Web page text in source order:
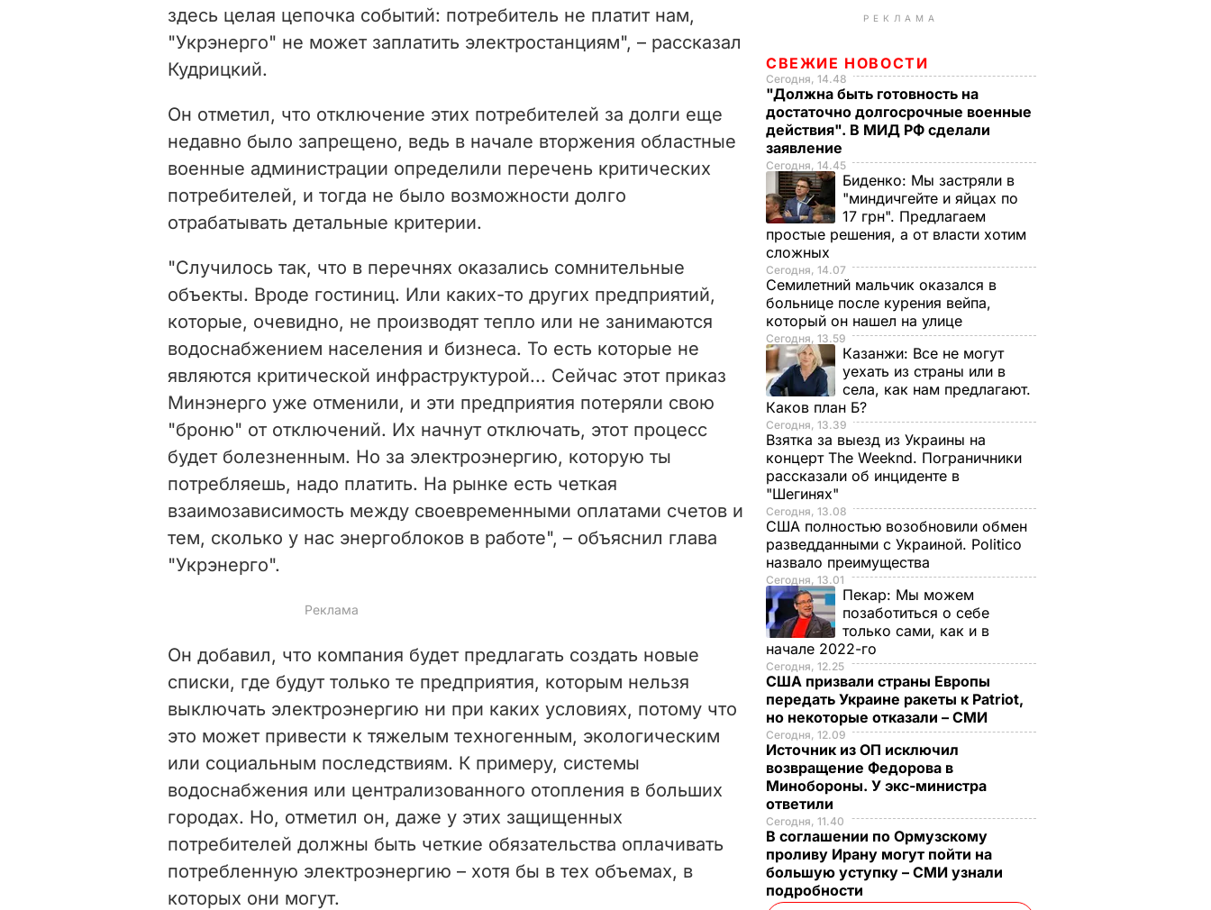
o
здесь целая цепочка событий: потребитель не платит нам,
"Укрэнерго" не может заплатить электростанциям", – рассказал
Кудрицкий.
Он отметил, что отключение этих потребителей за долги еще
недавно было запрещено, ведь в начале вторжения областные
военные администрации определили перечень критических
потребителей, и тогда не было возможности долго
отрабатывать детальные критерии.
"Случилось так, что в перечнях оказались сомнительные
объекты. Вроде гостиниц. Или каких-то других предприятий,
которые, очевидно, не производят тепло или не занимаются
водоснабжением населения и бизнеса. То есть которые не
являются критической инфраструктурой... Сейчас этот приказ
Минэнерго уже отменили, и эти предприятия потеряли свою
"броню" от отключений. Их начнут отключать, этот процесс
будет болезненным. Но за электроэнергию, которую ты
потребляешь, надо платить. На рынке есть четкая
взаимозависимость между своевременными оплатами счетов и
тем, сколько у нас энергоблоков в работе", – объяснил глава
"Укрэнерго".
Он добавил, что компания будет предлагать создать новые
списки, где будут только те предприятия, которым нельзя
выключать электроэнергию ни при каких условиях, потому что
это может привести к тяжелым техногенным, экологическим
или социальным последствиям. К примеру, системы
водоснабжения или централизованного отопления в больших
городах. Но, отметил он, даже у этих защищенных
потребителей должны быть четкие обязательства оплачивать
потребленную электроэнергию – хотя бы в тех объемах, в
которых они могут.
РЕКЛАМА
СВЕЖИЕ НОВОСТИ
Сегодня, 14.48
"Должна быть готовность на
достаточно долгосрочные военные
действия". В МИД РФ сделали
заявление
Сегодня, 14.45
Биденко: Мы застряли в
"миндичгейте и яйцах по
17 грн". Предлагаем
простые решения, а от власти хотим
сложных
Сегодня, 14.07
Семилетний мальчик оказался в
больнице после курения вейпа,
который он нашел на улице
Сегодня, 13.59
Казанжи: Все не могут
уехать из страны или в
села, как нам предлагают.
Каков план Б?
Сегодня, 13.39
Взятка за выезд из Украины на
концерт The Weeknd. Пограничники
рассказали об инциденте в
"Шегинях"
Сегодня, 13.08
США полностью возобновили обмен
разведданными с Украиной. Politico
назвало преимущества
Сегодня, 13.01
Пекар: Мы можем
позаботиться о себе
только сами, как и в
начале 2022-го
Сегодня, 12.25
США призвали страны Европы
передать Украине ракеты к Patriot,
но некоторые отказали – СМИ
Сегодня, 12.09
Источник из ОП исключил
возвращение Федорова в
Минобороны. У экс-министра
ответили
Сегодня, 11.40
В соглашении по Ормузскому
проливу Ирану могут пойти на
большую уступку – СМИ узнали
подробности